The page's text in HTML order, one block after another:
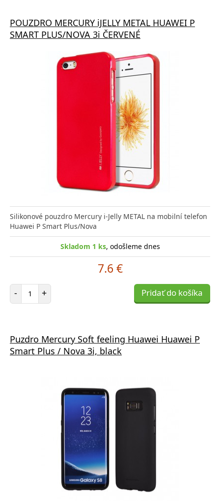
POUZDRO MERCURY iJELLY METAL HUAWEI P
SMART PLUS/NOVA 3i ČERVENÉ
Silikonové pouzdro Mercury i-Jelly METAL na mobilní telefon
Huawei P Smart Plus/Nova
Skladom 1 ks, odošleme dnes
7.6 €
- Počet položiek
+ Pridať do košíka
Puzdro Mercury Soft feeling Huawei Huawei P
Smart Plus / Nova 3i, black